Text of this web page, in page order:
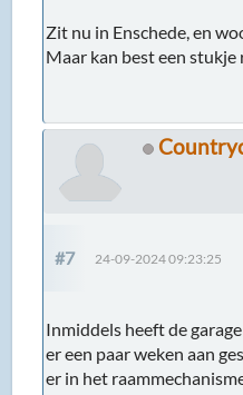
Zit nu in Enschede, en
Maar kan best een stukje
#7 24-09-2024 09:23:25
Inmiddels heeft de
er een paar weken aan
er in het